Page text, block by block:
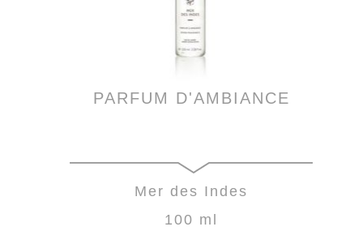
PARFUM D'AMBIANCE
Mer des Indes
100 ml